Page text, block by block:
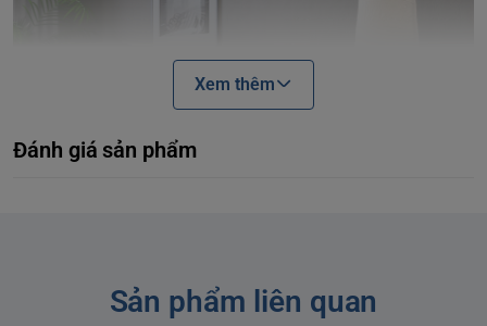
Xem thêm
Đánh giá sản phẩm
Sản phẩm liên quan